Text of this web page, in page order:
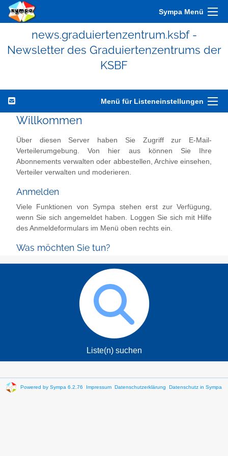
Sympa Menü
news.graduiertenzentrum.ksbf -
Newsletter des Graduiertenzentrums der
KSBF
Menü für Listeneinstellungen
Willkommen
Über diesen Server haben Sie Zugriff zur E-Mail-
Verteilerumgebung. Von hier aus können Sie Ihre
Abonnements verwalten oder abbestellen, Archive einsehen,
Verteiler verwalten und moderieren.
Anmelden
Viele Funktionen von Sympa stehen erst zur Verfügung,
wenn Sie sich angemeldet haben. Loggen Sie sich mit Hilfe
des Anmeldeformulars im Menü oben rechts ein.
Was möchten Sie tun?
Liste(n) suchen
Powered by Sympa 6.2.76 Impressum Datenschutzerklärung Datenschutz in Sympa